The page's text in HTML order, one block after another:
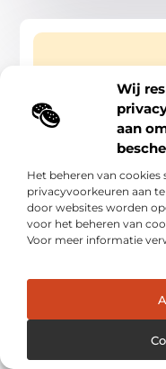
Wij
aan
Het beheren van
privacyvoorkeuren aan
door websites worden
voor het beheren van
Voor meer informatie
Brokers vergelijken
Brokers vergelijken Wil
kun je niet zonder een
die tussen jou en